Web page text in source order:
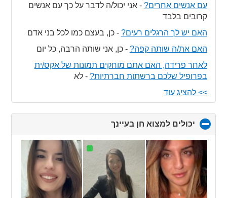
עם אנשים אחרים? -אני יכול/ה לדבר על כך עם אנשים
קרובים בלבד
האם יש לך הרגלים רעים? -כן, בעצם כמו לכל בני אדם
האם את/ה שותה קפה? -כן, אני שותה הרבה, כל יום
לאחר פרידה, האם אתם מוחקים תמונות של אקס/ית
בפרופיל שלכם ברשתות חברתיות? -לא
>> להציג עוד
יכולים למצוא חן בעיינך
to
collapse
contents